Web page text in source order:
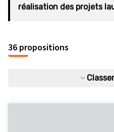
réalisation des projets
36 propositions